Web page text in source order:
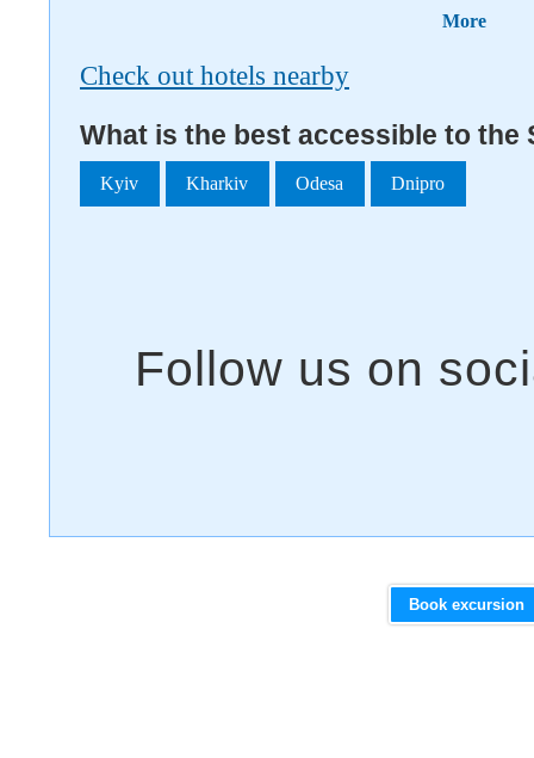
More
Check out hotels nearby
What is the best accessible to the
Kyiv Kharkiv Odesa Dnipro
Book excursion